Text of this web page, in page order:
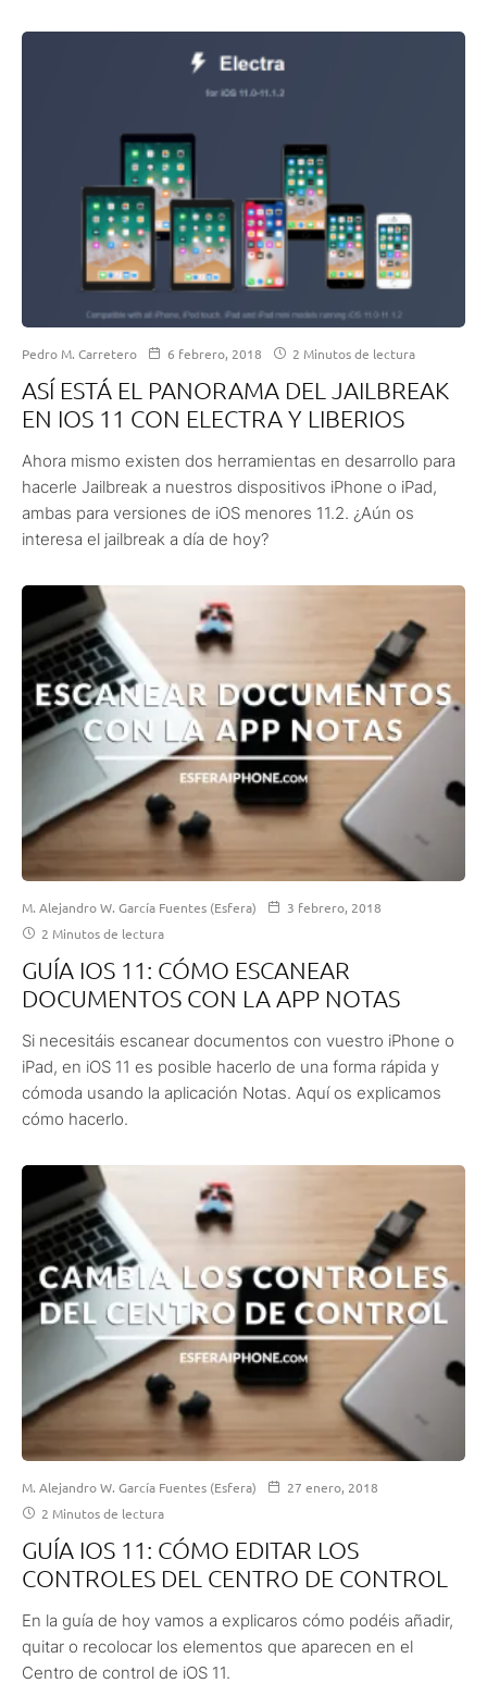
Pedro M. Carretero 6 febrero, 2018 2 Minutos de lectura
ASÍ ESTÁ EL PANORAMA DEL JAILBREAK
EN IOS 11 CON ELECTRA Y LIBERIOS
Ahora mismo existen dos herramientas en desarrollo para
hacerle Jailbreak a nuestros dispositivos iPhone o iPad,
ambas para versiones de iOS menores 11.2. ¿Aún os
interesa el jailbreak a día de hoy?
M. Alejandro W. García Fuentes (Esfera)
3 febrero, 2018
2 Minutos de lectura
GUÍA IOS 11: CÓMO ESCANEAR
DOCUMENTOS CON LA APP NOTAS
Si necesitáis escanear documentos con vuestro iPhone o
iPad, en iOS 11 es posible hacerlo de una forma rápida y
cómoda usando la aplicación Notas. Aquí os explicamos
cómo hacerlo.
M. Alejandro W. García Fuentes (Esfera)
27 enero, 2018
2 Minutos de lectura
GUÍA IOS 11: CÓMO EDITAR LOS
CONTROLES DEL CENTRO DE CONTROL
En la guía de hoy vamos a explicaros cómo podéis añadir,
quitar o recolocar los elementos que aparecen en el
Centro de control de iOS 11.